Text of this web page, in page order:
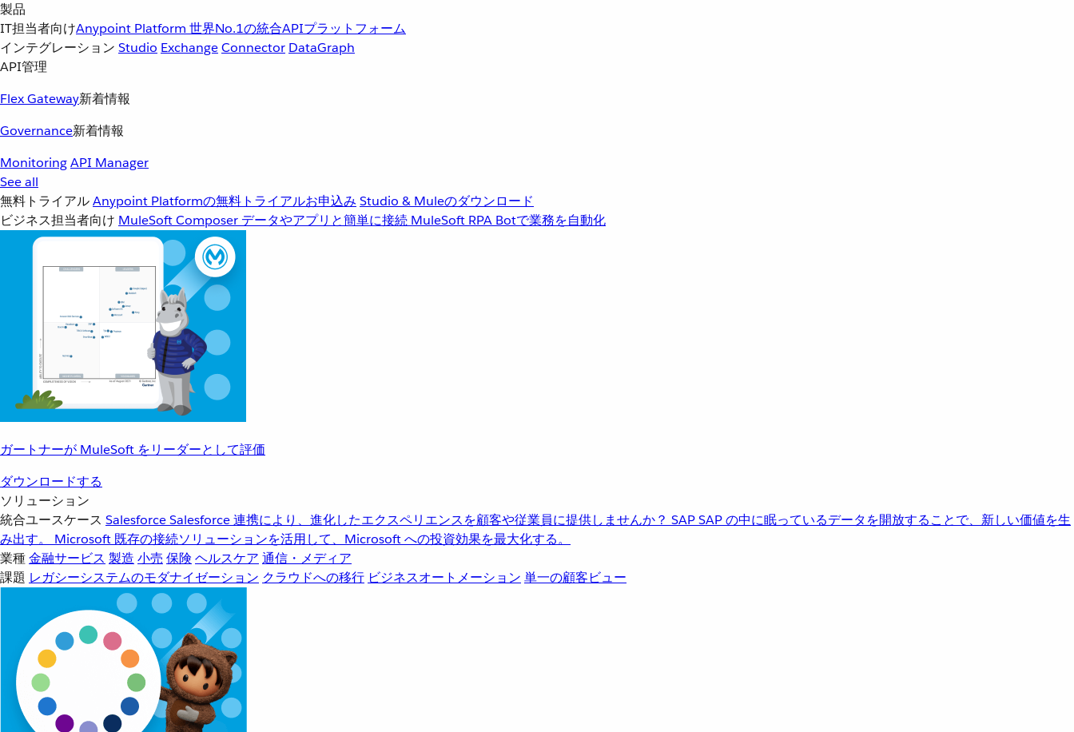
製品
IT担当者向けAnypoint Platform 世界No.1の統合APIプラットフォーム
インテグレーション Studio ExchangeConnector DataGraph
API管理
Flex Gateway新着情報
Governance新着情報
MonitoringAPI Manager
See all
無料トライアルAnypoint Platformの無料トライアルお申込み Studio & Muleのダウンロード
ビジネス担当者向け MuleSoft Composer データやアプリと簡単に接続 MuleSoft RPA Botで業務を自動化
ガートナーが MuleSoft をリーダーとして評価
ダウンロードする
ソリューション
統合ユースケース SalesforceSalesforce 連携により、進化したエクスペリエンスを顧客や従業員に提供しませんか？ SAPSAP の中に眠っているデータを開放することで、新しい価値を生
み出す。
Microsoft 既存の接続ソリューションを活用して、Microsoft への投資効果を最大化する。
業種金融サービス 製造 小売 保険 ヘルスケア 通信・メディア
課題 レガシーシステムのモダナイゼーション クラウドへの移行 ビジネスオートメーション 単一の顧客ビュー